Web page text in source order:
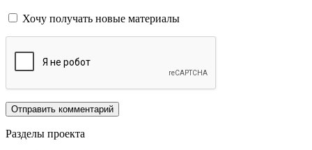
Хочу получать новые материалы
Разделы проекта